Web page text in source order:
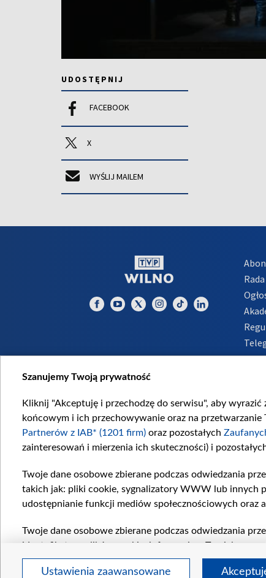
UDOSTĘPNIJ
FACEBOOK
X
WYŚLIJ MAILEM
Szanujemy Twoją prywatność
Kliknij "Akceptuję i przechodzę do serwisu", aby
końcowym i ich przechowywanie oraz na przetwarzanie
Partnerów z IAB* (1201 firm) oraz pozostałych
zainteresowań i mierzenia ich skuteczności) i
Twoje dane osobowe zbierane podczas odwiedzania
takich jak: pliki cookie, sygnalizatory WWW lub innych
udostępnianie funkcji mediów społecznościowych oraz
Twoje dane osobowe zbierane podczas odwiedzania
identyfikatory plików cookie, informacje o Twoich
pozostałychZaufanych Partnerów TVP
dla realizacji
wyboru spersonalizowanych reklam, tworzenia profilu
Ustawienia zaawansowane